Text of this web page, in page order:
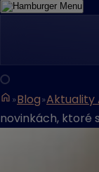
Menu
Blog Aktuality
novinkách, ktoré